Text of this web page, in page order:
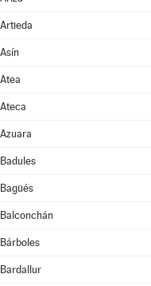
Artieda
Asín
Atea
Ateca
Azuara
Badules
Bagüés
Balconchán
Bárboles
Bardallur